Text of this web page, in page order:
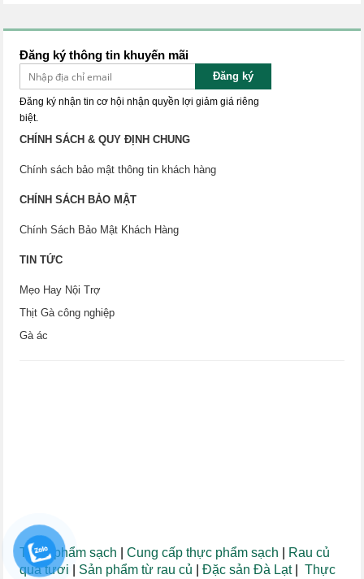
Đăng ký thông tin khuyến mãi
Đăng ký
Đăng ký nhận tin cơ hội nhận quyền lợi giảm giá riêng
biệt.
CHÍNH SÁCH & QUY ĐỊNH CHUNG
Chính sách bảo mật thông tin khách hàng
CHÍNH SÁCH BẢO MẬT
Chính Sách Bảo Mật Khách Hàng
TIN TỨC
Mẹo Hay Nội Trợ
Thịt Gà công nghiệp
Gà ác
Thực phẩm sạch |Cung cấp thực phẩm sạch
Rau củ
quả tươi
Sản phẩm từ rau củ |Đặc sản Đà Lạt|Thực